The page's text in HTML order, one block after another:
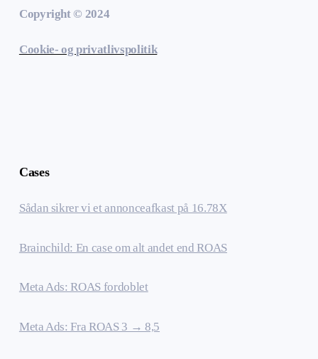
Copyright © 2024
Cookie- og privatlivspolitik
Cases
Sådan sikrer vi et annonceafkast på 16.78X
Brainchild: En case om alt andet end ROAS
Meta Ads: ROAS fordoblet
Meta Ads: Fra ROAS 3 → 8,5